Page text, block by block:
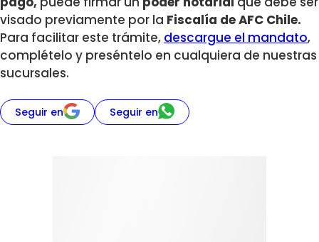
visado previamente por la Fiscalía de AFC Chile.
Para facilitar este trámite, descargue el mandato,
complételo y preséntelo en cualquiera de nuestras
sucursales.
Seguir en Seguir en